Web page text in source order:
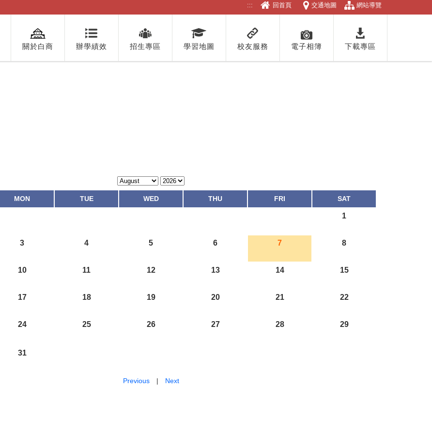
::: 回首頁 交通地圖 網站導覽
關於白商 辦學績效 招生專區 學習地圖 校友服務 電子相簿 下載專區
MON TUE WED THU FRI SAT
1
3 4 5 6 7 8
10 11 12 13 14 15
17 18 19 20 21 22
24 25 26 27 28 29
31
Previous| Next